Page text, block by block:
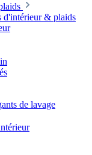
d'intérieur & plaids
de lavage